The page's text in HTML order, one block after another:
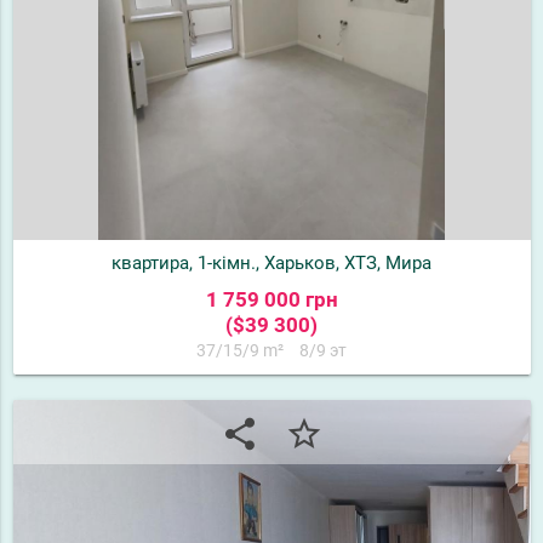
квартира, 1-кімн., Харьков, ХТЗ, Мира
1 759 000 грн
($39 300)
37/15/9 m² 8/9 эт
share star_border